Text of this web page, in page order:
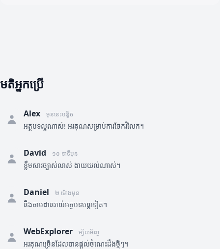
មតិអ្នកប្រើ
Alex មុននេះបន្តិច
អត្ថបទល្អណាស់! អរគុណសម្រាប់ការចែករំលែក។
David ១០ នាទីមុន
ខ្លឹមសារច្បាស់លាស់ ងាយយល់ណាស់។
Daniel ២ ម៉ោងមុន
នឹងតាមដានរាល់អត្ថបទបន្តទៀត។
WebExplorer ម្សិលមិញ
អរគុណច្រើនដែលបានផ្តល់ចំណេះដឹងថ្មីៗ។